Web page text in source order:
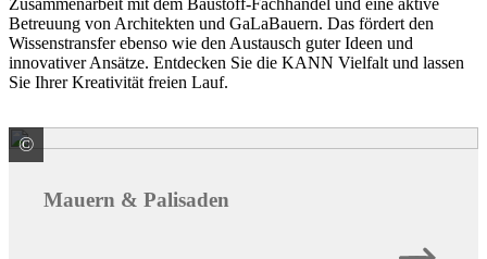
Betreuung von Architekten und GaLaBauern. Das fördert den
Wissenstransfer ebenso wie den Austausch guter Ideen und
innovativer Ansätze. Entdecken Sie die KANN Vielfalt und lassen
Sie Ihrer Kreativität freien Lauf.
© KANN GmbH Baustoffwerke
Mauern & Palisaden